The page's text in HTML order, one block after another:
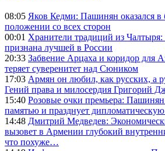
08:05 Яков Кедми: Пашинян оказался в
положении со всех сторон
00:01 Хранители традиций из Чалтыря:
признана лучшей в России
20:33 Забвение Арцаха и коридор для
теряет суверенитет над Сюником
17:03 Армян он любил, как русских, а
Гений права и милосердия Григорий
15:40 Розовые очки премьера: Пашинян
памятью и празднует
14:48 Дмитрий Медведев:
вызовет в Армении глубокий
что похуже…